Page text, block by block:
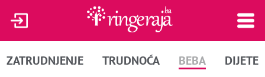
ZATRUDNJENJE TRUDNOĆA BEBA DIJETE